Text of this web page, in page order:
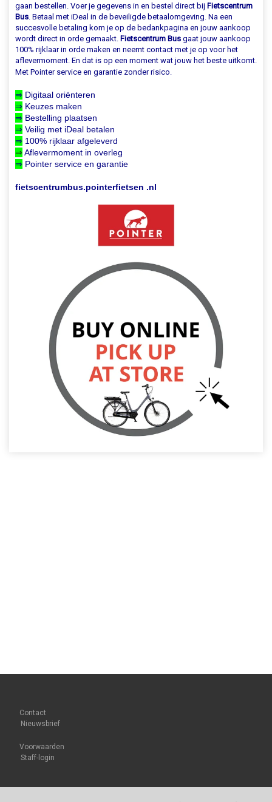
gaan bestellen. Voer je gegevens in en bestel direct bij Fietscentrum
Bus . Betaal met iDeal in de beveiligde betaalomgeving. Na een
succesvolle betaling kom je op de bedankpagina en jouw aankoop
wordt direct in orde gemaakt. Fietscentrum Bus gaat jouw aankoop
100% rijklaar in orde maken en neemt contact met je op voor het
aflevermoment. En dat is op een moment wat jouw het beste uitkomt.
Met Pointer service en garantie zonder risico.
⇒ Digitaal oriënteren
⇒ Keuzes maken
⇒ Bestelling plaatsen
⇒ Veilig met iDeal betalen
⇒ 100% rijklaar afgeleverd
⇒ Aflevermoment in overleg
⇒ Pointer service en garantie
fietscentrumbus.pointerfietsen .nl
Contact
Nieuwsbrief
Voorwaarden
Staff-login